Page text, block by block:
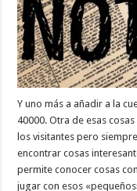
Y uno más a añadir a la
40000. Otra de esas
los visitantes pero
encontrar cosas
permite conocer cosas
jugar con esos